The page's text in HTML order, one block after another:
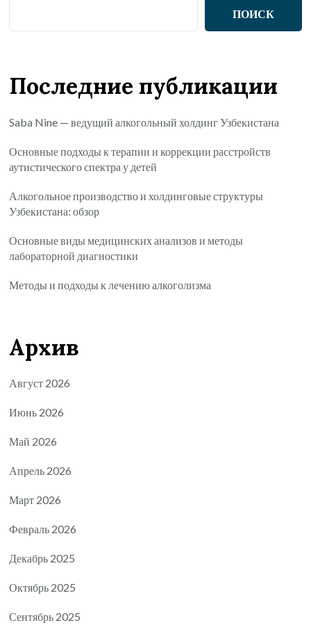
ПОИСК
Последние публикации
Saba Nine — ведущий алкогольный холдинг Узбекистана
Основные подходы к терапии и коррекции расстройств
аутистического спектра у детей
Алкогольное производство и холдинговые структуры
Узбекистана: обзор
Основные виды медицинских анализов и методы
лабораторной диагностики
Методы и подходы к лечению алкоголизма
Архив
Август 2026
Июнь 2026
Май 2026
Апрель 2026
Март 2026
Февраль 2026
Декабрь 2025
Октябрь 2025
Сентябрь 2025